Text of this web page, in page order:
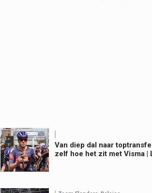
Van diep dal naar
zelf hoe het zit met Visma |